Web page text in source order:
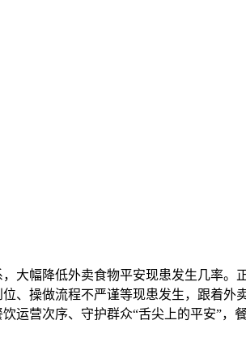
幅降低外卖食物平安现患发生几率。
、操做流程不严谨等现患发生，跟着外
运营次序、守护群众“舌尖上的平安”，